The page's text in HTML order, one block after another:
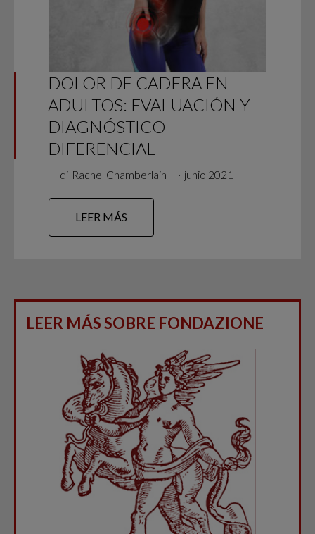
DOLOR DE CADERA EN
ADULTOS: EVALUACIÓN Y
DIAGNÓSTICO
DIFERENCIAL
di Rachel Chamberlain ∙ junio 2021
LEER MÁS
LEER MÁS SOBRE FONDAZIONE